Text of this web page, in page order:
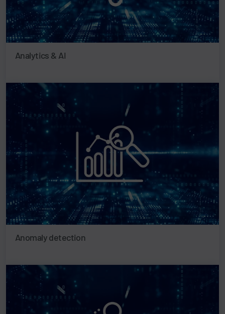
Analytics & AI
Anomaly detection